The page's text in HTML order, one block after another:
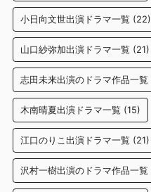
小日向文世出演ドラマ一覧 (22)
山口紗弥加出演ドラマ一覧 (21)
志田未来出演のドラマ作品一覧
木南晴夏出演ドラマ一覧 (15)
江口のりこ出演ドラマ一覧 (21)
沢村一樹出演のドラマ作品一覧